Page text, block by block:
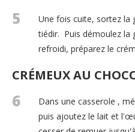
5
Une fois cuite, sortez la
tiédir. Puis démoulez la
refroidi, préparez le
CRÉMEUX AU
6
Dans une casserole ,
puis ajoutez le lait et